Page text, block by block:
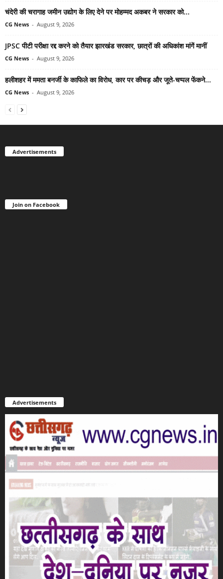
चंदेरी की चरागाह जमीन उद्योग के लिए देने पर मोहम्मद अकबर ने सरकार को...
CG News - August 9, 2026
JPSC पीटी परीक्षा रद्द करने को तैयार झारखंड सरकार, छात्रों की अधिकांश मांगें मानीं
CG News - August 9, 2026
हलीशहर में ममता बनर्जी के काफिले का विरोध, कार पर कीचड़ और जूते-चप्पल फेंकने...
CG News - August 9, 2026
Advertisements
Join on Facebook
Advertisements